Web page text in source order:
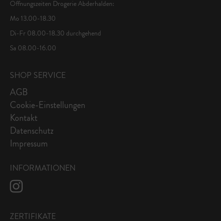
Öffnungszeiten Drogerie Abderhalden:
Mo 13.00-18.30
Di-Fr 08.00-18.30 durchgehend
Sa 08.00-16.00
SHOP SERVICE
AGB
Cookie-Einstellungen
Kontakt
Datenschutz
Impressum
INFORMATIONEN
ZERTIFIKATE